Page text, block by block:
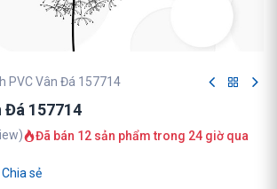
PVC Vân Đá 157714
Đá 157714
Đã bán 12 sản phẩm trong 24 giờ qua
Chia sẻ